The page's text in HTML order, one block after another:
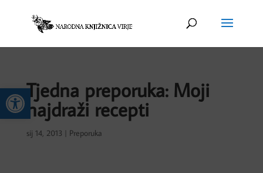
Open toolbar
Tjedna preporuka: Moji
najdraži recepti
sij 14, 2013 Preporuka